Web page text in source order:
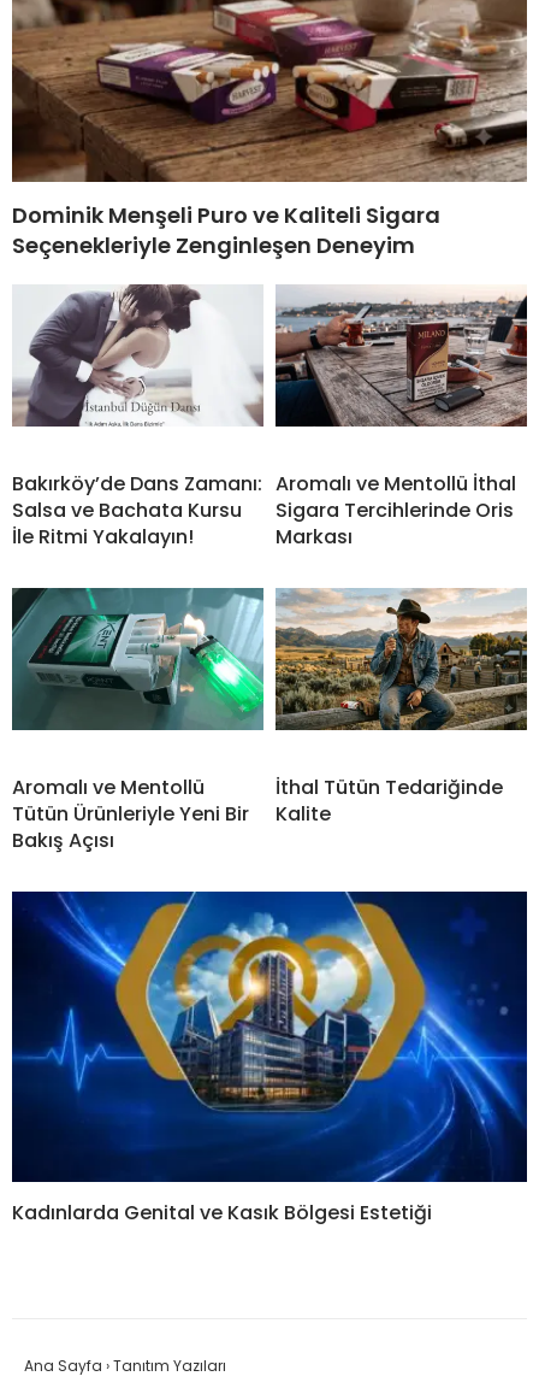
Dominik Menşeli Puro ve Kaliteli Sigara
Seçenekleriyle Zenginleşen Deneyim
Bakırköy’de Dans Zamanı:
Salsa ve Bachata Kursu
İle Ritmi Yakalayın!
Aromalı ve Mentollü İthal
Sigara Tercihlerinde Oris
Markası
Aromalı ve Mentollü
Tütün Ürünleriyle Yeni Bir
Bakış Açısı
İthal Tütün Tedariğinde
Kalite
Kadınlarda Genital ve Kasık Bölgesi Estetiği
Ana Sayfa ›Tanıtım Yazıları